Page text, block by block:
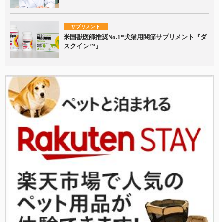
サプリメント
米国獣医師推奨No.1*犬猫用関節サプリメント『ダ
スクイン™』